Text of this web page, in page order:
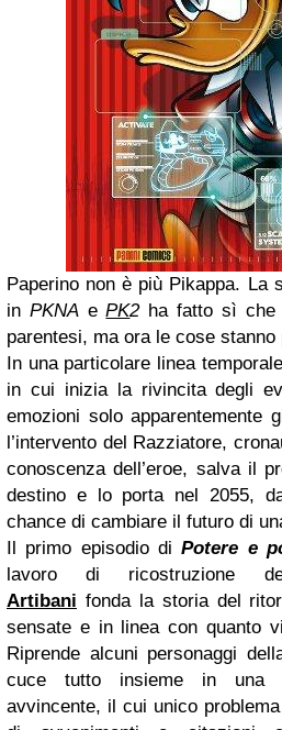
Paperino non è più Pikappa. La
in PKNAePK2ha fatto sì che
parentesi, ma ora le cose stanno
In una particolare linea
in cui inizia la rivincita degli
emozioni solo apparentemente
l’intervento del Razziatore,
conoscenza dell’eroe, salva il
destino e lo porta nel 2055,
chance di cambiare il futuro di
Il primo episodio diPotere e
lavoro di ricostruzione
Artibani fonda la storia del
sensate e in linea con quanto
Riprende alcuni personaggi
cuce tutto insieme in una
avvincente, il cui unico